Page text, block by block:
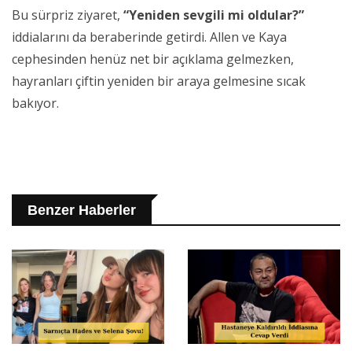
Bu sürpriz ziyaret, “Yeniden sevgili mi oldular?”
iddialarını da beraberinde getirdi. Allen ve Kaya
cephesinden henüz net bir açıklama gelmezken,
hayranları çiftin yeniden bir araya gelmesine sıcak
bakıyor.
Benzer Haberler